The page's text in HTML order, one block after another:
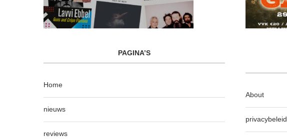
PAGINA’S
Home
nieuws
reviews
About
privacybeleid